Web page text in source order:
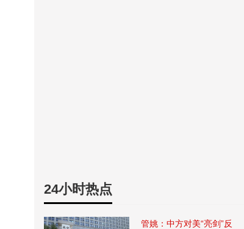
24小时热点
管姚：中方对美“亮剑”反